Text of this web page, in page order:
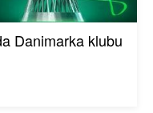
Danimarka klubu